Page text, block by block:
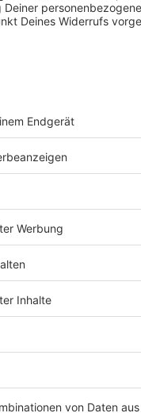
(72) im
der
sehen
gute